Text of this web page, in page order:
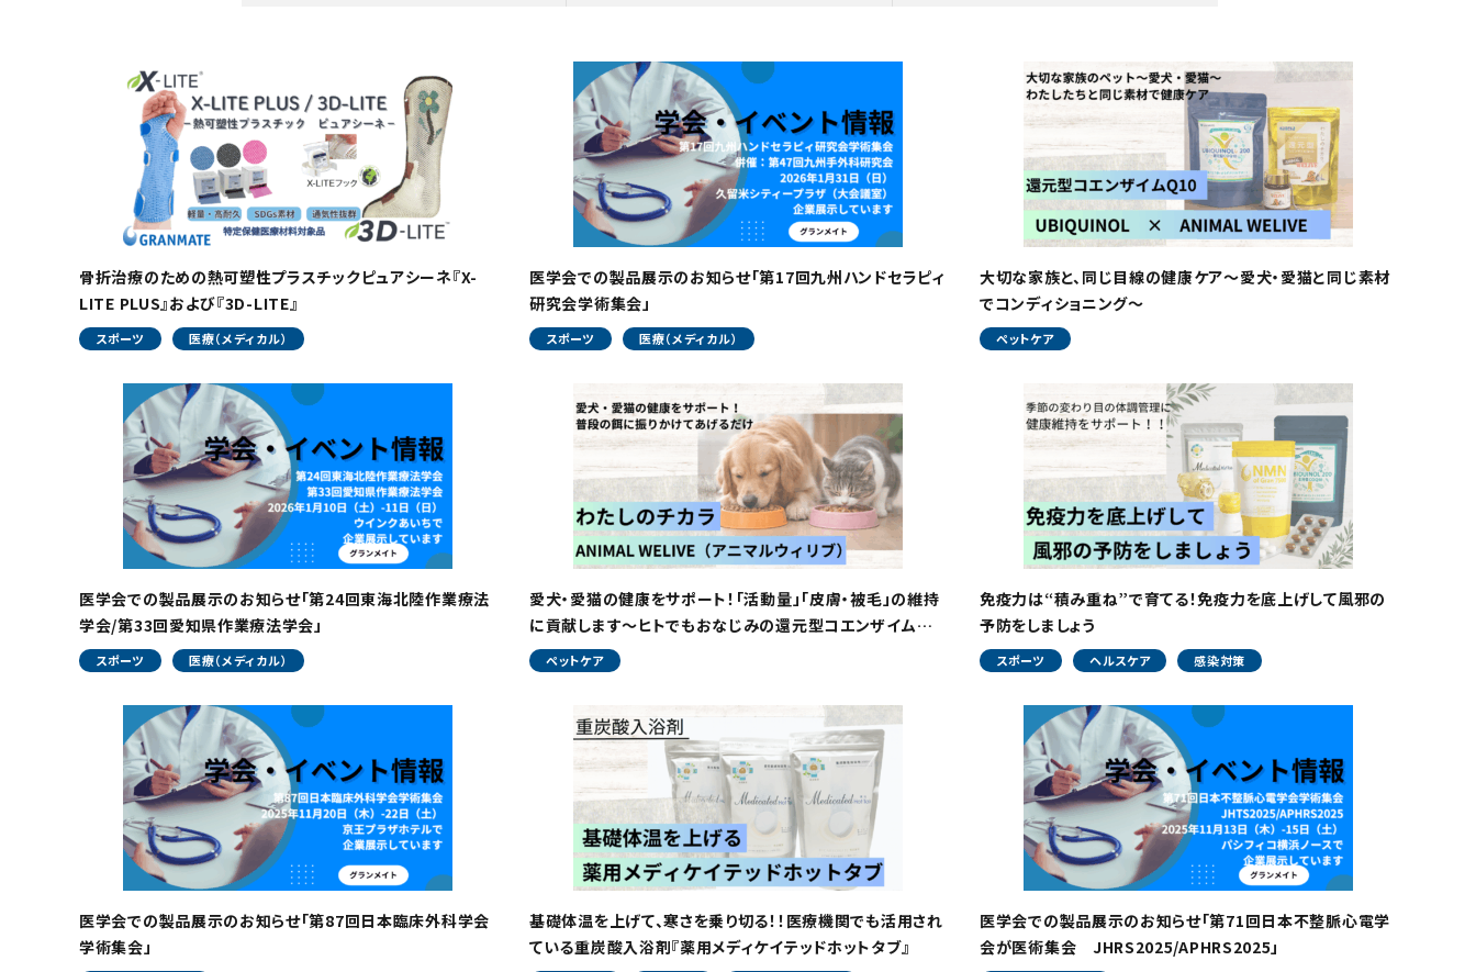
骨折治療のための熱可塑性プラスチックピュアシーネ『X-
LITE PLUS』および『3D-LITE』
スポーツ 医療（メディカル）
医学会での製品展示のお知らせ「第17回九州ハンドセラピィ
研究会学術集会」
スポーツ 医療（メディカル）
大切な家族と、同じ目線の健康ケア～愛犬・愛猫と同じ素材
でコンディショニング～
ペットケア
医学会での製品展示のお知らせ「第24回東海北陸作業療法
学会/第33回愛知県作業療法学会」
スポーツ 医療（メディカル）
愛犬・愛猫の健康をサポート！「活動量」「皮膚・被毛」の維持
に貢献します～ヒトでもおなじみの還元型コエンザイム
Q10～
ペットケア
免疫力は“積み重ね”で育てる！免疫力を底上げして風邪の
予防をしましょう
スポーツ ヘルスケア 感染対策
医学会での製品展示のお知らせ「第87回日本臨床外科学会
学術集会」
基礎体温を上げて、寒さを乗り切る！！医療機関でも活用され
ている重炭酸入浴剤『薬用メディケイテッドホットタブ』
医学会での製品展示のお知らせ「第71回日本不整脈心電学
会が医術集会 JHRS2025/APHRS2025」